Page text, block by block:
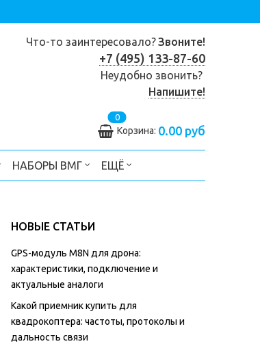
Что-то заинтересовало?Звоните!
+7 (495) 133-87-60
Неудобно звонить?
Напишите!
0
Корзина: 0.00 руб
НАБОРЫ ВМГ ЕЩЁ
НОВЫЕ СТАТЬИ
GPS-модуль M8N для дрона:
характеристики, подключение и
актуальные аналоги
Какой приемник купить для
квадрокоптера: частоты, протоколы и
дальность связи